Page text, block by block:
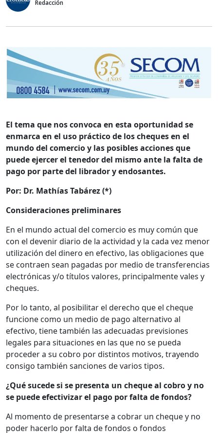
Redacción
El tema que nos convoca en esta oportunidad se
enmarca en el uso práctico de los cheques en el
mundo del comercio y las posibles acciones que
puede ejercer el tenedor del mismo ante la falta de
pago por parte del librador y endosantes.
Por: Dr. Mathías Tabárez (*)
Consideraciones preliminares
En el mundo actual del comercio es muy común que
con el devenir diario de la actividad y la cada vez menor
utilización del dinero en efectivo, las obligaciones que
se contraen sean pagadas por medio de transferencias
electrónicas y/o títulos valores, principalmente vales y
cheques.
Por lo tanto, al posibilitar el derecho que el cheque
funcione como un medio de pago alternativo al
efectivo, tiene también las adecuadas previsiones
legales para situaciones en las que no se pueda
proceder a su cobro por distintos motivos, trayendo
consigo también sanciones de varios tipos.
¿Qué sucede si se presenta un cheque al cobro y no
se puede efectivizar el pago por falta de fondos?
Al momento de presentarse a cobrar un cheque y no
poder hacerlo por falta de fondos o fondos